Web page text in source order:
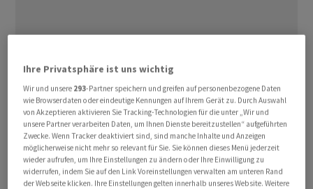
Während der Störung konnten Billette an einem Teil der
Automaten oder mit Einschränkungen beim
Zugpersonal gekauft werden, wie ein Sprecher der SBB
auf Anfrage der Nachrichtenagentur Keystone-SDA am
Nachmittag sagte. Die Ursache der technischen Störung
werde noch abgeklärt.
Ihre Privatsphäre ist uns wichtig
Wir und unsere 293-Partner speichern und greifen auf personenbezogene Daten
wie Browserdaten oder eindeutige Kennungen auf Ihrem Gerät zu. Durch Auswahl
von Akzeptieren aktivieren Sie Tracking-Technologien für die unter „Wir und
unsere Partner verarbeiten Daten, um Ihnen Dienste bereitzustellen“ aufgeführten
Zwecke. Wenn Tracker deaktiviert sind, sind manche Inhalte und Anzeigen
möglicherweise nicht mehr so relevant für Sie. Sie können dieses Menü jederzeit
wieder aufrufen, um Ihre Einstellungen zu ändern oder Ihre Einwilligung zu
widerrufen, indem Sie auf den Link Voreinstellungen verwalten am unteren Rand
der Webseite klicken. Ihre Einstellungen gelten innerhalb unseres Website. Weitere